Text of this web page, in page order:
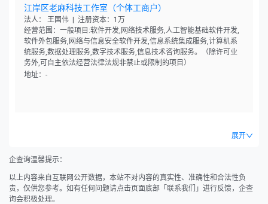
江岸区老麻科技工作室（个体工商户）
法人： 王国伟 | 注册资本：1万
经营范围：一般项目:软件开发,网络技术服务,人工智能基础软件开发,
软件外包服务,网络与信息安全软件开发,信息系统集成服务,计算机系
统服务,数据处理服务,数字技术服务,信息技术咨询服务。（除许可业
务外,可自主依法经营法律法规非禁止或限制的项目）
地址：-
展开
企查询温馨提示：
以上内容来自互联网公开数据，本站不对内容的真实性、准确性和合法性负
责，仅供您参考。如有任何问题请点击页面底部「联系我们」进行反馈，企查
询会积极处理。